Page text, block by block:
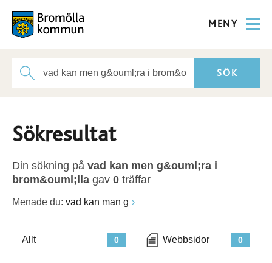
MENY
Sökresultat
Din sökning på vad kan men g&ouml;ra i
brom&ouml;lla gav 0 träffar
Menade du: vad kan man g
0
Allt 0
Webbsidor